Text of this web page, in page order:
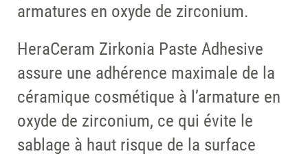
armatures en oxyde de zirconium.
HeraCeram Zirkonia Paste Adhesive
assure une adhérence maximale de la
céramique cosmétique à l’armature en
oxyde de zirconium, ce qui évite le
sablage à haut risque de la surface